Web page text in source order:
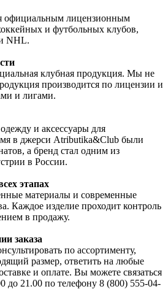
официальным лицензионным
и футбольных клубов,
NHL.
клубная продукция. Мы не
производится по лицензии и
и лигами.
и аксессуары для
в джерси Atributika&Club были
а бренд стал одним из
в России.
этапах
материалы и современные
Каждое изделие проходит контроль
в продажу.
заказа
по ассортименту,
размер, ответить на любые
и оплате. Вы можете связаться
до 21.00 по телефону 8 (800) 555-04-